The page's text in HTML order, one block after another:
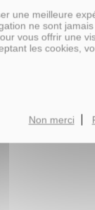
une meilleure
ne sont
vous offrir une
les cookies,
Non merci